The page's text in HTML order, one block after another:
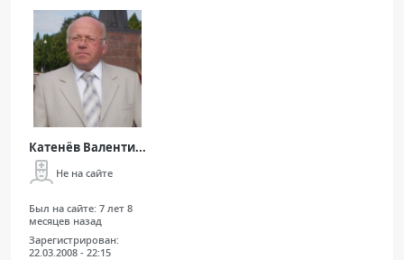
Катенёв Валенти...
Не на сайте
Был на сайте: 7 лет 8
месяцев назад
Зарегистрирован:
22.03.2008 - 22:15